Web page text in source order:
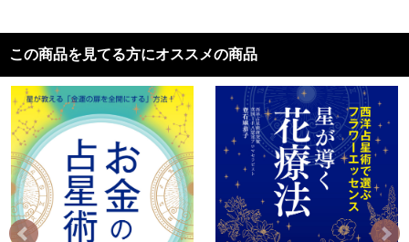
この商品を見てる方にオススメの商品